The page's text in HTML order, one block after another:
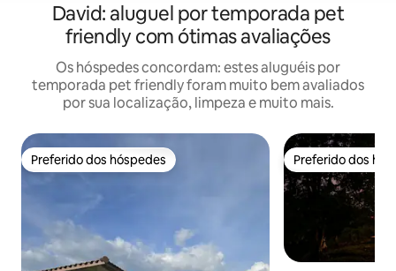
David: aluguel por temporada pet
friendly com ótimas avaliações
Os hóspedes concordam: estes aluguéis por
temporada pet friendly foram muito bem avaliados
por sua localização, limpeza e muito mais.
Preferido dos hóspedes
Preferido dos hóspedes Preferido dos
Preferido dos